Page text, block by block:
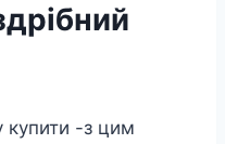
купити -з цим